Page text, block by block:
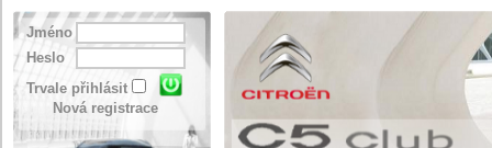
Jméno
Heslo
Trvale přihlásit
Nová registrace